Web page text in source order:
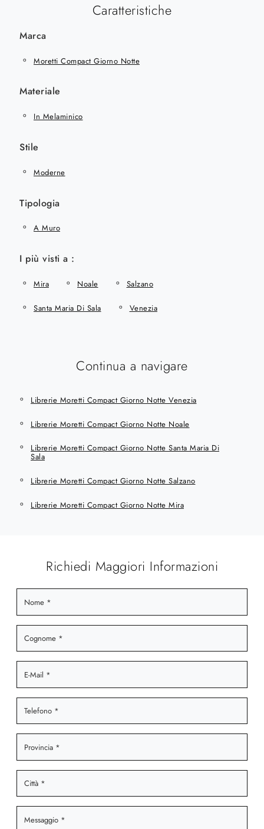
Caratteristiche
Marca
Moretti Compact Giorno Notte
Materiale
In Melaminico
Stile
Moderne
Tipologia
A Muro
I più visti a :
Mira Noale Salzano
Santa Maria Di Sala Venezia
Continua a navigare
Librerie Moretti Compact Giorno Notte Venezia
Librerie Moretti Compact Giorno Notte Noale
Librerie Moretti Compact Giorno Notte Santa Maria Di
Sala
Librerie Moretti Compact Giorno Notte Salzano
Librerie Moretti Compact Giorno Notte Mira
Richiedi Maggiori Informazioni